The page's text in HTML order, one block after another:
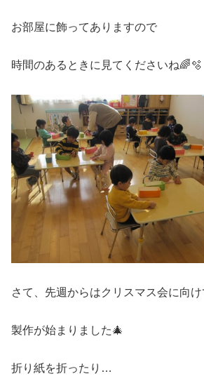
お部屋に飾ってありますので
時間のあるときに見てくださいね🌈🫧
さて、先週からはクリスマス会に向
製作が始まりました🎄
折り紙を折ったり…